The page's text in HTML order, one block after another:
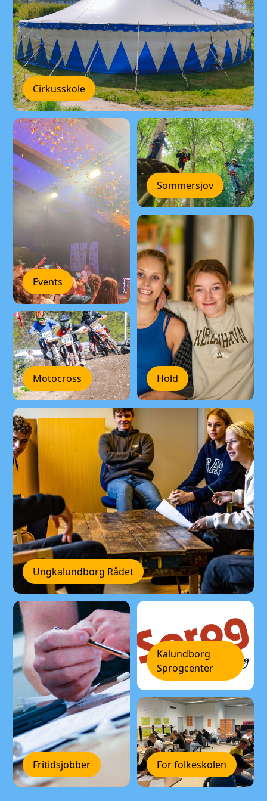
Cirkusskole
Events
Sommersjov
Hold
Motocross
Ungkalundborg Rådet
Fritidsjobber
Kalundborg
Sprogcenter
For folkeskolen